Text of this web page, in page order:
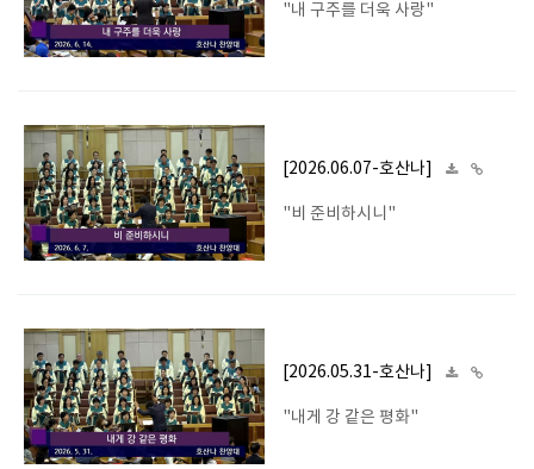
"내 구주를 더욱 사랑"
[2026.06.07-호산나]
"비 준비하시니"
[2026.05.31-호산나]
"내게 강 같은 평화"